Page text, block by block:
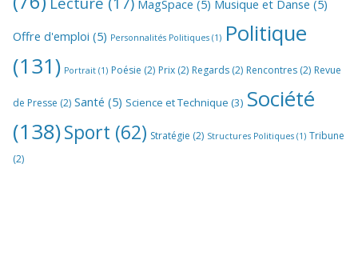
MagSpace (5) Musique et Danse (5)
Offre d'emploi (5) Personnalités Politiques (1) Politique
(131) Portrait (1) Poésie (2) Prix (2) Regards (2) Rencontres (2) Revue
de Presse (2) Santé (5) Science et Technique (3) Société
(138)Sport (62) Stratégie (2) Structures Politiques (1) Tribune
(2)